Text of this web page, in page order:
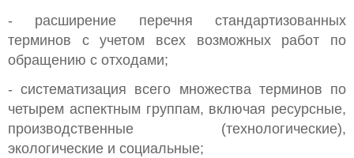
- расширение перечня стандартизованных
терминов с учетом всех возможных работ по
обращению с отходами;
- систематизация всего множества терминов по
четырем аспектным группам, включая ресурсные,
производственные (технологические),
экологические и социальные;